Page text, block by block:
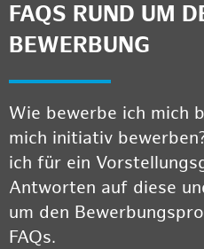
FAQS RUND UM
BEWERBUNG
Wie bewerbe ich mich
mich initiativ
ich für ein
Antworten auf diese
um den
FAQs.